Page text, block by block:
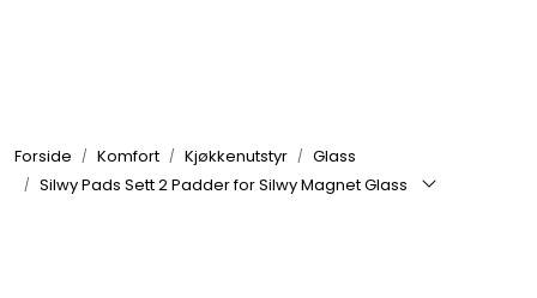
Forside Komfort Kjøkkenutstyr
Glass
Silwy Pads Sett 2 Padder for Silwy Magnet Glass
Elektrisk